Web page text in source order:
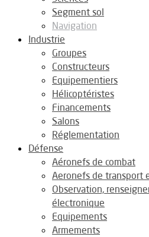
Segment sol
Navigation
Industrie
Groupes
Constructeurs
Equipementiers
Hélicoptéristes
Financements
Salons
Réglementation
Défense
Aéronefs de combat
Aeronefs de transport
Observation,
électronique
Equipements
Armements